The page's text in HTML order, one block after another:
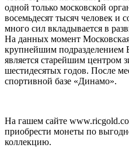
одной только московской
восемьдесят тысяч человек и
много сил вкладывается в
На данных момент Московская
крупнейшим
является старейшим центром
шестидесятых годов. После
спортивной базе «Динамо».
На гашем сайте
приобрести монеты по
коллекцию.